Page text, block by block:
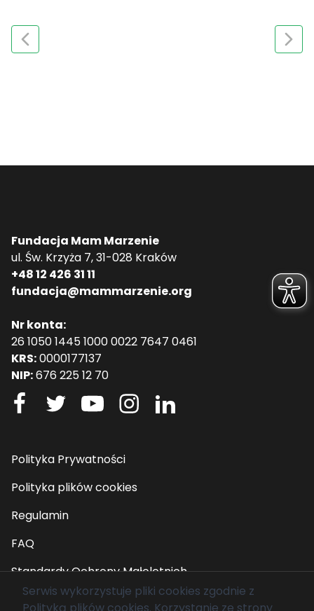
Fundacja Mam Marzenie
ul. Św. Krzyża 7, 31-028 Kraków
+48 12 426 31 11
fundacja@mammarzenie.org
Nr konta:
26 1050 1445 1000 0022 7647 0461
KRS:0000177137
NIP:676 225 12 70
Polityka Prywatności
Polityka plików cookies
Regulamin
FAQ
Standardy Ochrony Małoletnich
Serwis wykorzystuje pliki cookies zgodnie z